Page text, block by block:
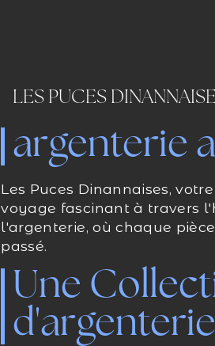
LES PUCES
argenterie
Les Puces Dinannaises,
voyage fascinant à travers
l'argenterie, où chaque
passé.
Une
d'argenterie